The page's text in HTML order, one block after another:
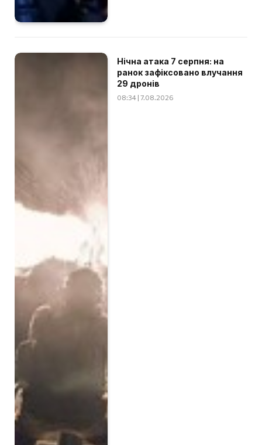
Нічна атака 7 серпня: на
ранок зафіксовано влучання
29 дронів
08:34 | 7.08.2026